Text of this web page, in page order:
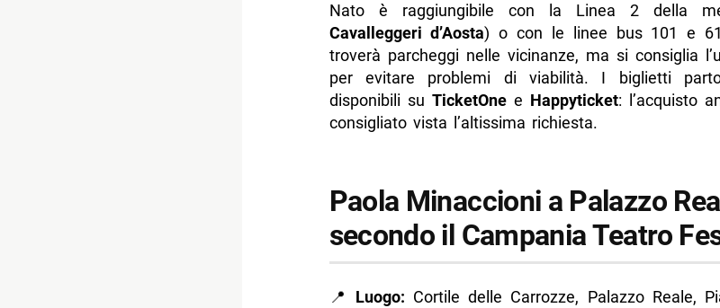
Nato è raggiungibile con la Linea 2 della
Cavalleggeri d’Aosta) o con le linee bus 101 e
troverà parcheggi nelle vicinanze, ma si consiglia
per evitare problemi di viabilità. I biglietti
disponibili su TicketOnee Happyticket: l’acquisto
consigliato vista l’altissima richiesta.
Paola Minaccioni a Palazzo
secondo il Campania Teatro
📍 Luogo: Cortile delle Carrozze, Palazzo Reale,